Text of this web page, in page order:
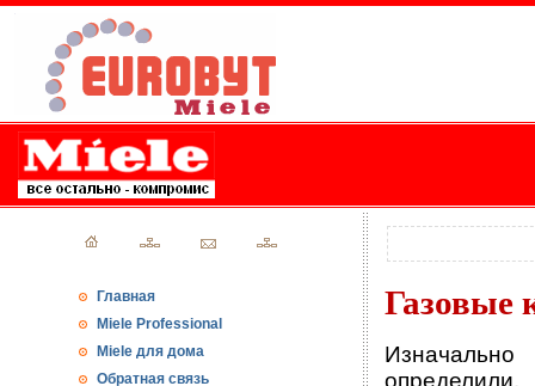
Главная
Miele Professional
Miele для дома
Обратная связь
Газовые